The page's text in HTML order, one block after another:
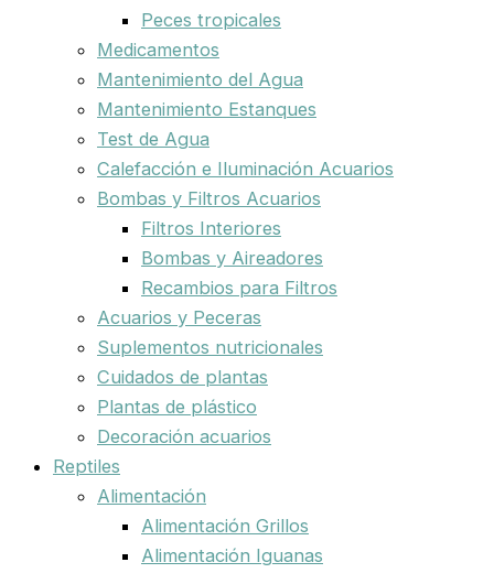
Peces tropicales
Medicamentos
Mantenimiento del Agua
Mantenimiento Estanques
Test de Agua
Calefacción e Iluminación Acuarios
Bombas y Filtros Acuarios
Filtros Interiores
Bombas y Aireadores
Recambios para Filtros
Acuarios y Peceras
Suplementos nutricionales
Cuidados de plantas
Plantas de plástico
Decoración acuarios
Reptiles
Alimentación
Alimentación Grillos
Alimentación Iguanas